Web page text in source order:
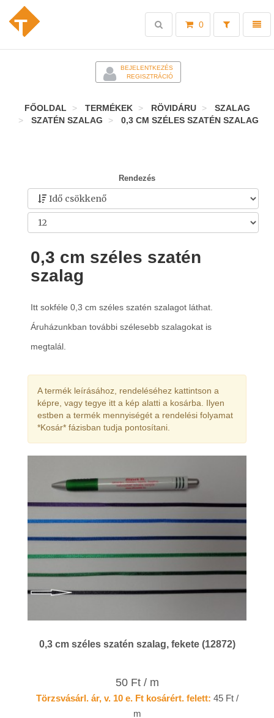
Toggle
0
Toggle
search
BEJELENTKEZÉS
REGISZTRÁCIÓ
FŐOLDAL TERMÉKEK RÖVIDÁRU
SZALAG
SZATÉN SZALAG
0,3 CM SZÉLES SZATÉN SZALAG
Rendezés
0,3 cm széles szatén
szalag
Itt sokféle 0,3 cm széles szatén szalagot láthat.
Áruházunkban további szélesebb szalagokat is
megtalál.
A termék leírásához, rendeléséhez kattintson a
képre, vagy tegye itt a kép alatti a kosárba. Ilyen
estben a termék mennyiségét a rendelési folyamat
*Kosár* fázisban tudja pontosítani.
0,3 cm széles szatén szalag, fekete (12872)
50 Ft / m
Törzsvásárl. ár, v. 10 e. Ft kosárért. felett: 45 Ft /
m